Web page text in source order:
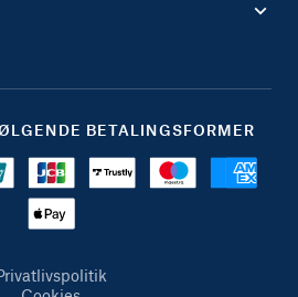
BETALINGSFORMER